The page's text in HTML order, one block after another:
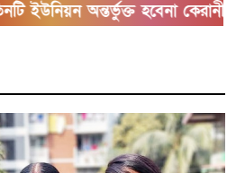
হবেনা কেরানীগঞ্জের সাথে